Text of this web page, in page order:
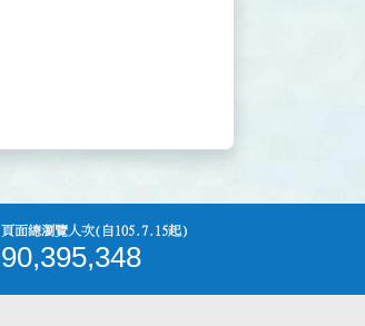
頁面總瀏覽人次(自105.7.15起)
90,395,348